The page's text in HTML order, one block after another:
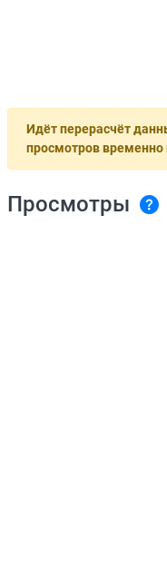
Идёт перерасчёт
просмотров временно
Просмотры